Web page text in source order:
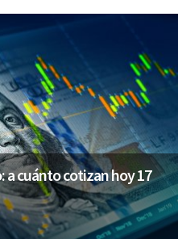
a cuánto cotizan hoy 17